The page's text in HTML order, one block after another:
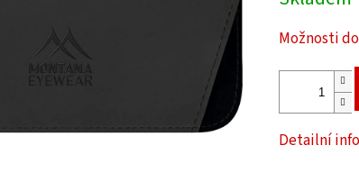
cena:
Možnosti
Detailní